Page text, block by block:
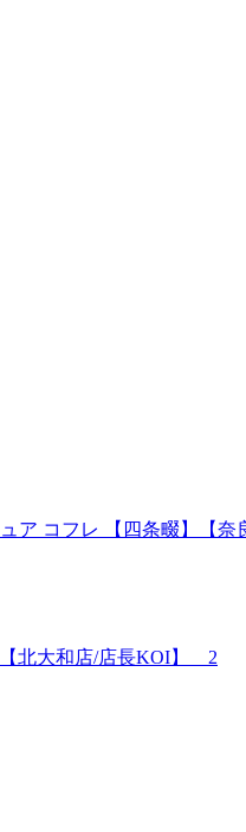
ア コフレ 【四条畷】【奈
北大和店/店長KOI】 2